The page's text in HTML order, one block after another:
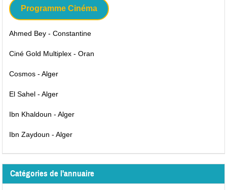
Programme Cinéma
Ahmed Bey - Constantine
Ciné Gold Multiplex - Oran
Cosmos - Alger
El Sahel - Alger
Ibn Khaldoun - Alger
Ibn Zaydoun - Alger
Catégories de l'annuaire